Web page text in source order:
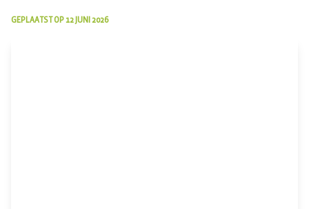
GEPLAATST OP12 JUNI 2026